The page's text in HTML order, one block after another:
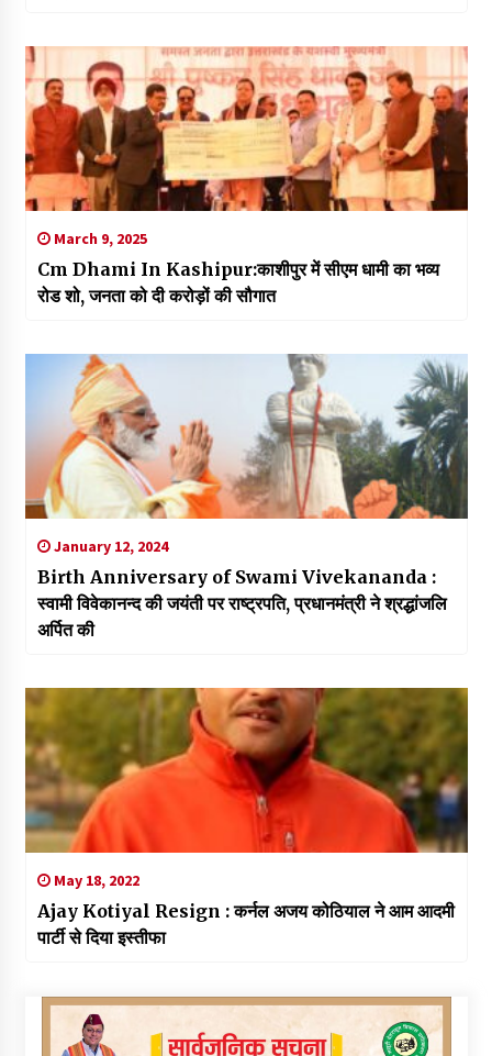
March 9, 2025
Cm Dhami In Kashipur:काशीपुर में सीएम धामी का भव्य
रोड शो, जनता को दी करोड़ों की सौगात
January 12, 2024
Birth Anniversary of Swami Vivekananda :
स्वामी विवेकानन्द की जयंती पर राष्ट्रपति, प्रधानमंत्री ने श्रद्धांजलि
अर्पित की
May 18, 2022
Ajay Kotiyal Resign : कर्नल अजय कोठियाल ने आम आदमी
पार्टी से दिया इस्तीफा